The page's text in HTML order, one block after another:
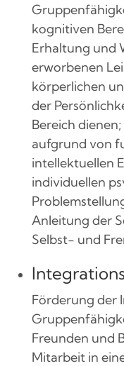
kognitiven
Erhaltung und
erworbenen
körperlichen
der
Bereich
aufgrund von
intellektuellen
individuellen
Anleitung der
Selbst- und
Förderung der
Freunden und
Mitarbeit in